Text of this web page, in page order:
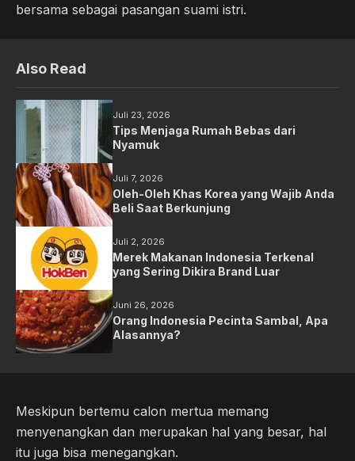
bersama sebagai pasangan suami istri.
Also Read
Juli 23, 2026
Tips Menjaga Rumah Bebas dari
Nyamuk
Juli 7, 2026
Oleh-Oleh Khas Korea yang Wajib Anda
Beli Saat Berkunjung
Juli 2, 2026
Merek Makanan Indonesia Terkenal
yang Sering Dikira Brand Luar
Juni 26, 2026
Orang Indonesia Pecinta Sambal, Apa
Alasannya?
Meskipun bertemu calon mertua memang
menyenangkan dan merupakan hal yang besar, hal
itu juga bisa menegangkan.